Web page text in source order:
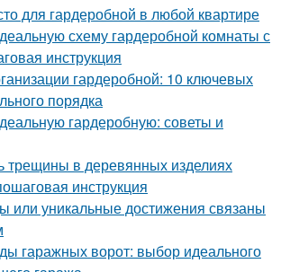
для гардеробной в любой квартире
схему гардеробной комнаты с
инструкция
гардеробной: 10 ключевых
порядка
гардеробную: советы и
трещины в деревянных изделиях
инструкция
или уникальные достижения связаны
гаражных ворот: выбор идеального